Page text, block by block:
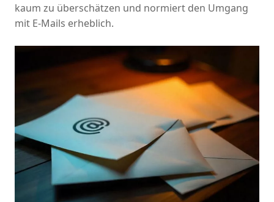
kaum zu überschätzen und normiert den Umgang
mit E-Mails erheblich.